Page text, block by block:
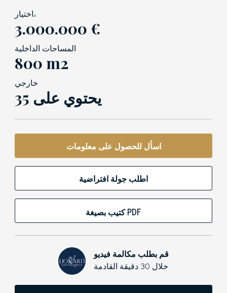
اختيار،
3.000.000 €
المساحات الداخلية
800 m2
خارجي
35 يحتوي على
اسأل للحصول على معلومات
اطلب جولة افتراضية
كتيب بصيغة PDF
قم بطلب مكالمة فيديو
خلال 30 دقيقة القادمة